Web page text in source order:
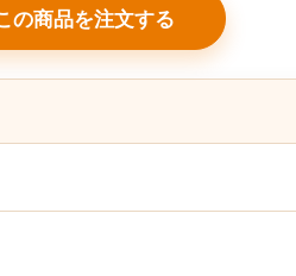
の商品を注文する